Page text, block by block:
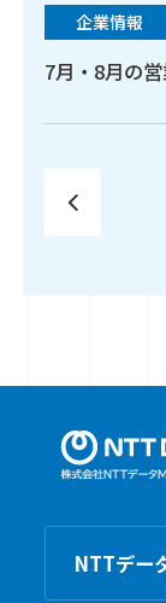
企業情報
7月・8月の
NTTデー